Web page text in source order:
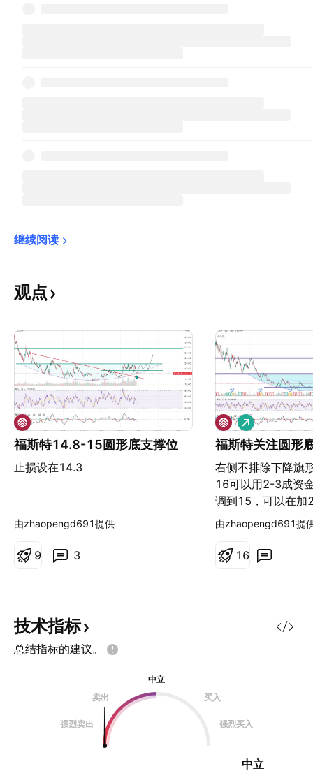
继续阅读
观点
福斯特14.8-15圆形底支撑位
止损设在14.3
由zhaopengd691提供
3
9
福斯特关注圆形
右侧不排除下降旗
16可以用2-3成资
调到15，可以在加
测，做跟随和应对
做
多
由zhaopengd691提
1 6
技术指标
总结指标的建议。
中立
卖出
买入
强烈卖出 强烈买入
中立